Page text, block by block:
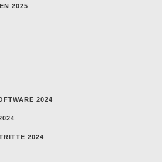
2025
2024
2024